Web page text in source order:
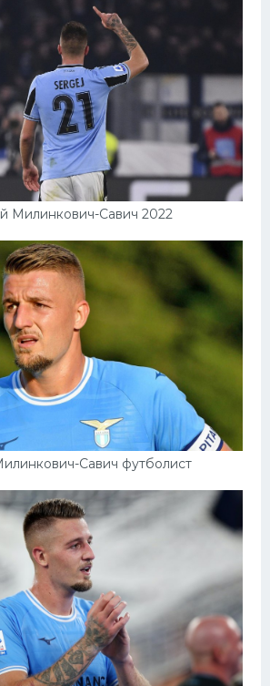
Милинкович-Савич 2022
Савич футболист